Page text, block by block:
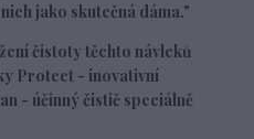
jako skutečná dáma."
čistoty těchto návleků
Protect - inovativní
- účinný čistič speciálně